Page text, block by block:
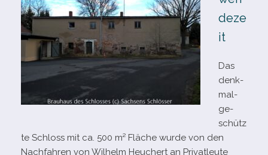
deze
it
Das
denk­
mal­
ge­
schütz
te Schloss mit ca. 500 m² Fläche wurde von den
Nachfahren von Wilhelm Heuchert an Privatleute